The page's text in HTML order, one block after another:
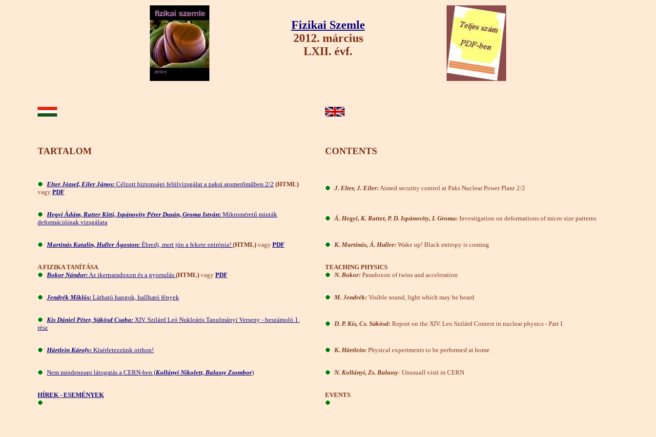
Fizikai Szemle
2012. március
LXII. évf.
TARTALOM CONTENTS
Elter József, Eiler János: Célzott biztonsági felülvizsgálat a paksi atomerőműben 2/2 (HTML)
vagy PDF
J. Elter, J. Eiler:Aimed security control at Paks Nuclear Power Plant 2/2
Hegyi Ádám, Ratter Kitti, Ispánovity Péter Dusán, Groma István: Mikroméretű minták
deformációinak vizsgálata
Á. Hegyi, K. Ratter, P. D. Ispánovity, I. Groma: Investigation on deformations of micro size patterns
Martinás Katalin, Huller Ágoston: Ébredj, mert jön a fekete entrópia! (HTML) vagy PDF K. Martinás, Á. Huller: Wake up! Black entropy is coming
A FIZIKA TANÍTÁSA
Bokor Nándor:Az ikerparadoxon és a gyorsulás (HTML) vagy PDF
TEACHING PHYSICS
N. Bokor: Paradoxon of twins and acceleration
Jendrék Miklós: Látható hangok, hallható fények M. Jendrék: Visible sound, light which may be heard
Kis Dániel Péter, Sükösd Csaba: XIV. Szilárd Leó Nukleáris Tanulmányi Verseny - beszámoló 1.
rész
D. P. Kis, Cs. Sükösd: Report on the XIV. Leo Szilárd Contest in nuclear physics - Part I.
Härtlein Károly: Kísérletezzünk otthon! K. Härtlein: Physical experiments to be performed at home
Nem mindennapi látogatás a CERN-ben (Kollányi Nikolett, Balassy Zsombor) N. Kollányi, Zs. Balassy: Unusuall visit in CERN
HÍREK - ESEMÉNYEK EVENTS